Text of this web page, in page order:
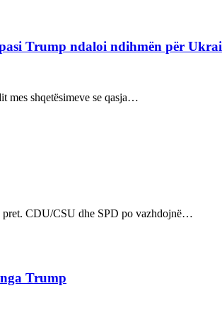
Trump ndaloi ndihmën për
mes shqetësimeve se qasja…
pret. CDU/CSU dhe SPD po vazhdojnë…
Trump